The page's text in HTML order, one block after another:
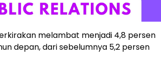
melambat menjadi 4,8 persen
depan, dari sebelumnya 5,2 persen